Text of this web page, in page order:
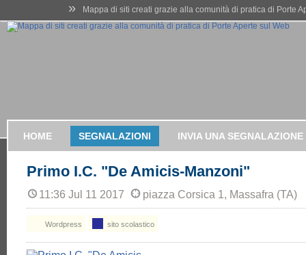
» Mappa di siti creati grazie alla comunità di pratica di Porte
HOME SEGNALAZIONI INVIA UNA SEGNALAZIONE
Primo I.C. "De Amicis-Manzoni"
11:36 Jul 11 2017 piazza Corsica 1, Massafra (TA)
Wordpress sito scolastico